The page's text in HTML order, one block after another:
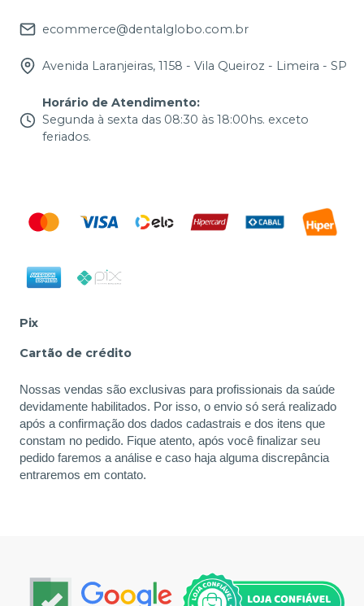
ecommerce@dentalglobo.com.br
Avenida Laranjeiras, 1158 - Vila Queiroz - Limeira - SP
Horário de Atendimento:
Segunda à sexta das 08:30 às 18:00hs. exceto
feriados.
Pix
Cartão de crédito
Nossas vendas são exclusivas para profissionais da saúde
devidamente habilitados. Por isso, o envio só será realizado
após a confirmação dos dados cadastrais e dos itens que
constam no pedido. Fique atento, após você finalizar seu
pedido faremos a análise e caso haja alguma discrepância
entraremos em contato.